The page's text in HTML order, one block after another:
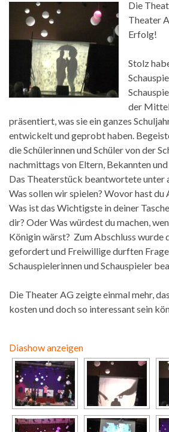
Die
Theater
Erfolg!
Stolz
der
präsentiert, was sie ein ganzes
entwickelt und geprobt haben.
die Schülerinnen und Schüler von der
nachmittags von Eltern, Bekannten
Das Theaterstück beantwortete unter
Was sollen wir spielen? Wovor hast du
Was ist das Wichtigste in deiner
dir? Oder Was würdest du machen,
Königin wärst? Zum Abschluss wurde
gefordert und Freiwillige durften
Schauspielerinnen und Schauspieler
Die Theater AG zeigte einmal mehr,
kosten und doch so interessant sein
Diashow anzeigen